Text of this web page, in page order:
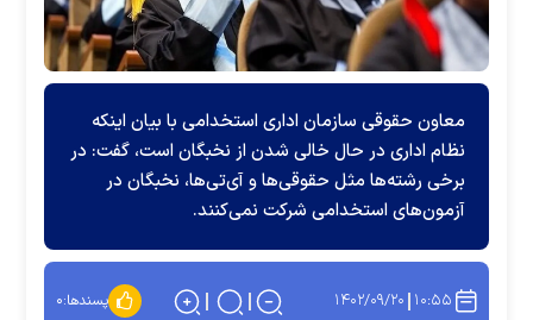
معاون حقوقی سازمان اداری استخدامی با بیان اینکه
نظام اداری در حال خالی شدن از نخبگان است، گفت: در
برخی رشته‌ها مثل حقوقی‌ها و آی‌تی‌ها، نخبگان در
آزمون‌های استخدامی شرکت نمی‌کنند.
۱۰:۵۵ ۱۴۰۲/۰۹/۲۰ پسندها:۰